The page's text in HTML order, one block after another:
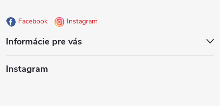
ä
e
Facebook Instagram
Informácie pre vás
Instagram